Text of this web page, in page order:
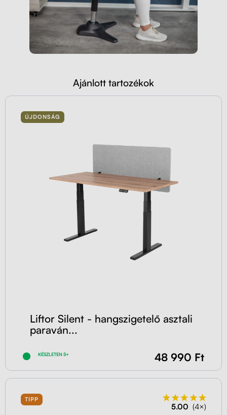
Ajánlott tartozékok
ÚJDONSÁG
Liftor Silent - hangszigetelő asztali
paraván...
KÉSZLETEN 5+ 48 990 Ft
TIPP
5.00 (4×)